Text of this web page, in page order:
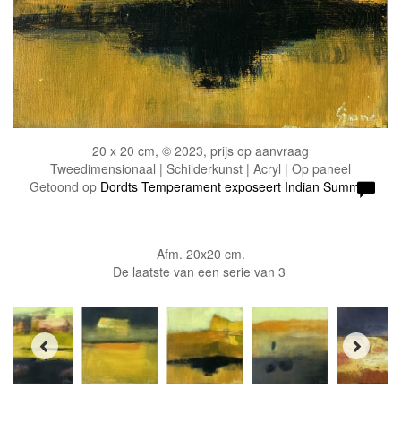
20 x 20 cm, © 2023, prijs op aanvraag
Tweedimensionaal | Schilderkunst | Acryl | Op paneel
Getoond op Dordts Temperament exposeert Indian Summer
Afm. 20x20 cm.
De laatste van een serie van 3